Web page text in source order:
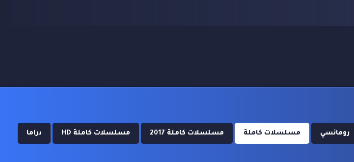
رومانسي مسلسلات كاملة مسلسلات كاملة 2017 مسلسلات كاملة HD دراما